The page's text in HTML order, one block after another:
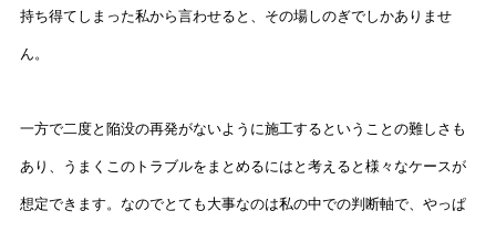
持ち得てしまった私から言わせると、その場しのぎでしかありませ
ん。
一方で二度と陥没の再発がないように施工するということの難しさも
あり、うまくこのトラブルをまとめるにはと考えると様々なケースが
想定できます。なのでとても大事なのは私の中での判断軸で、やっぱ